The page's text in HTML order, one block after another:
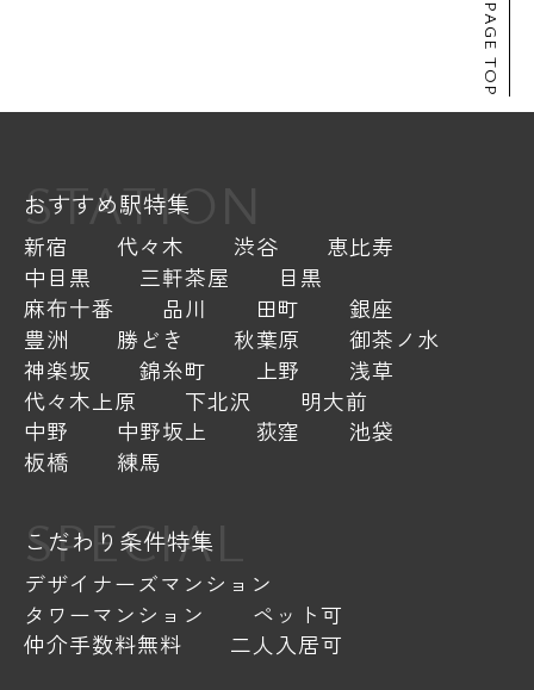
PAGE TOP
STATION
おすすめ駅特集
新宿 代々木 渋谷
恵比寿
中目黒
三軒茶屋
目黒
麻布十番
品川 田町
銀座
豊洲
勝どき 秋葉原
御茶ノ水
神楽坂
錦糸町 上野
浅草
代々木上原
下北沢
明大前
中野
中野坂上 荻窪
池袋
板橋
練馬
SPECIAL
こだわり条件特集
デザイナーズマンション
タワーマンション
ペット可
仲介手数料無料
二人入居可